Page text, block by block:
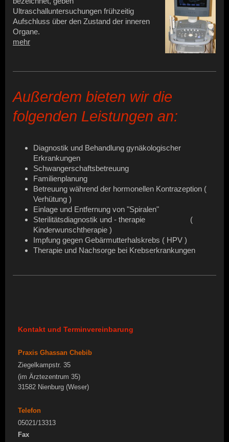
Ultraschalluntersuchungen frühzeitig
Aufschluss über den Zustand der inneren
Organe.
mehr
Außerdem bieten wir die
folgenden Leistungen an:
Diagnostik und Behandlung gynäkologischer
Erkrankungen
Schwangerschaftsbetreuung
Familienplanung
Betreuung während der hormonellen Kontrazeption (
Verhütung )
Einlage und Entfernung von "Spiralen"
Sterilitätsdiagnostik und - therapie (
Kinderwunschtherapie )
Impfung gegen Gebärmutterhalskrebs ( HPV )
Therapie und Nachsorge bei Krebserkrankungen
Kontakt und Terminvereinbarung
Praxis Ghassan Chebib
Ziegelkampstr. 35
(im Ärztezentrum 35)
31582 Nienburg (Weser)
Telefon
05021/13313
Fax